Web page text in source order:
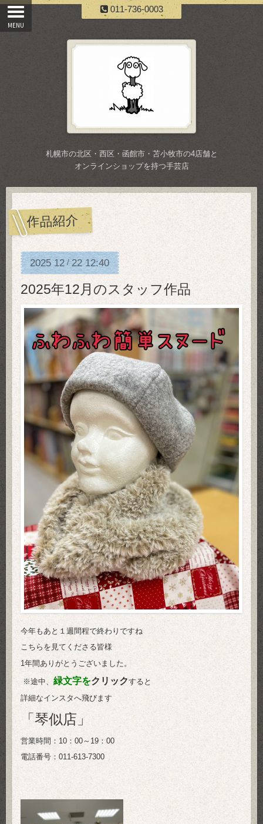
011-736-0003
札幌市の北区・西区・函館市・苫小牧市の4店舗と
オンラインショップを持つ手芸店
作品紹介
2025 12/22 12:40
2025年12月のスタッフ作品
今年もあと１週間程で終わりですね
こちらを見てくださる皆様
1年間ありがとうございました。
※途中、 緑文字をクリックすると
詳細なインスタへ飛びます
「琴似店」
営業時間：10：00～19：00
電話番号：011-613-7300